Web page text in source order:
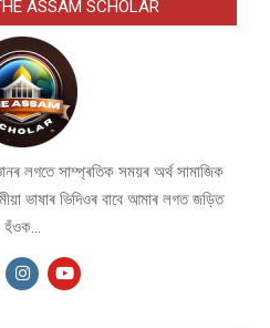
ASSAM SCHOLAR
লগতে সাম্প্ৰতিক সময়ৰ অৰ্থ সামাজিক
ভাষাৰ ভিদিওৰ বাবে আমাৰ লগত জড়িত
হঁওক...